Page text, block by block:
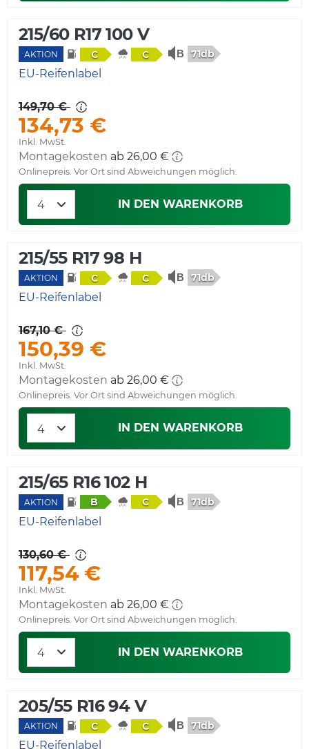
215/60 R17 100 V
AKTION C C 71db
EU-Reifenlabel
149,70 €
134,73 €
Inkl. MwSt.
Montagekosten ab 26,00 €
Onlinepreis. Vor Ort sind Abweichungen möglich.
IN DEN WARENKORB
215/55 R17 98 H
AKTION C C 71db
EU-Reifenlabel
167,10 €
150,39 €
Inkl. MwSt.
Montagekosten ab 26,00 €
Onlinepreis. Vor Ort sind Abweichungen möglich.
IN DEN WARENKORB
215/65 R16 102 H
AKTION B C 71db
EU-Reifenlabel
130,60 €
117,54 €
Inkl. MwSt.
Montagekosten ab 26,00 €
Onlinepreis. Vor Ort sind Abweichungen möglich.
IN DEN WARENKORB
205/55 R16 94 V
AKTION C C 71db
EU-Reifenlabel